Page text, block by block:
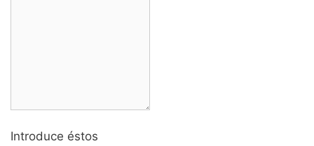
Introduce éstos